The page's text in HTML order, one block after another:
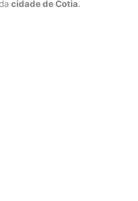
cidade de Cotia.